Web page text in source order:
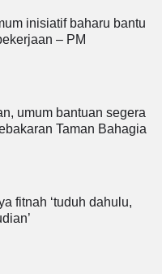
inisiatif baharu bantu
– PM
umum bantuan segera
Taman Bahagia
fitnah ‘tuduh dahulu,